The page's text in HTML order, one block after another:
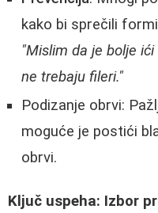
kako bi sprečili
"Mislim da je bolje
ne trebaju fileri."
Podizanje obrvi:
moguće je postići
obrvi.
Ključ uspeha: Izbor